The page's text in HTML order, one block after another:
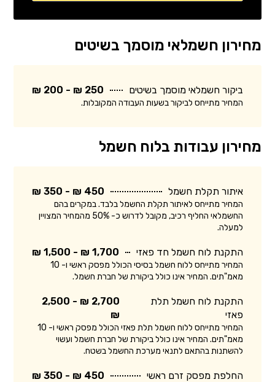
מחירון חשמלאי מוסמך בשיטים
ביקור חשמלאי מוסמך בשיטים 250 ₪ - 200 ₪
המחיר מתייחס לביקור בשעות העבודה המקובלות.
מחירון עבודות בלוח חשמל
איתור תקלת חשמל 450 ₪ - 350 ₪
המחיר מתייחס לאיתור תקלת החשמל בלבד. במקרים בהם
החשמלאי החליף רכיב, מקובל לדרוש כ- 50% מהמחיר המצויין
למעלה.
התקנת לוח חשמל חד פאזי 1,700 ₪ - 1,500 ₪
המחיר מתייחס ללוח חשמל בסיסי הכולל מפסק ראשי ו- 10
מאמ"תים. המחיר אינו כולל ביקורת של חברת חשמל.
התקנת לוח חשמל תלת
פאזי
2,700 ₪ - 2,500
₪
המחיר מתייחס ללוח חשמל תלת פאזי הכולל מפסק ראשי ו- 10
מאמ"תים. המחיר אינו כולל ביקורת של חברת חשמל ועשוי
להשתנות בהתאם לתנאי מערכת החשמל בשטח.
החלפת מפסק זרם ראשי 450 ₪ - 350 ₪